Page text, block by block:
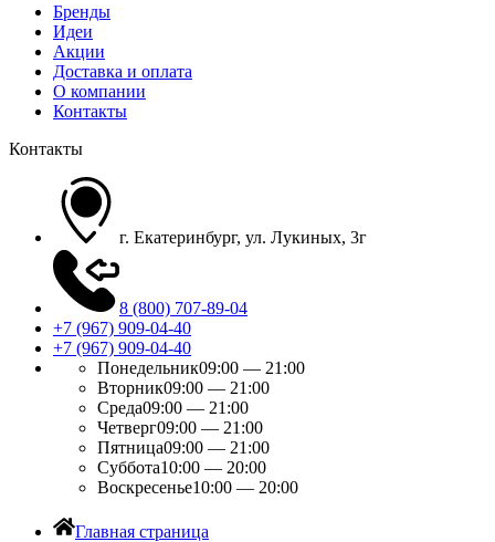
Бренды
Идеи
Акции
Доставка и оплата
О компании
Контакты
Контакты
г. Екатеринбург, ул. Лукиных, 3г
8 (800) 707-89-04
+7 (967) 909-04-40
+7 (967) 909-04-40
Понедельник09:00 — 21:00
Вторник09:00 — 21:00
Среда09:00 — 21:00
Четверг09:00 — 21:00
Пятница09:00 — 21:00
Суббота10:00 — 20:00
Воскресенье10:00 — 20:00
Главная страница